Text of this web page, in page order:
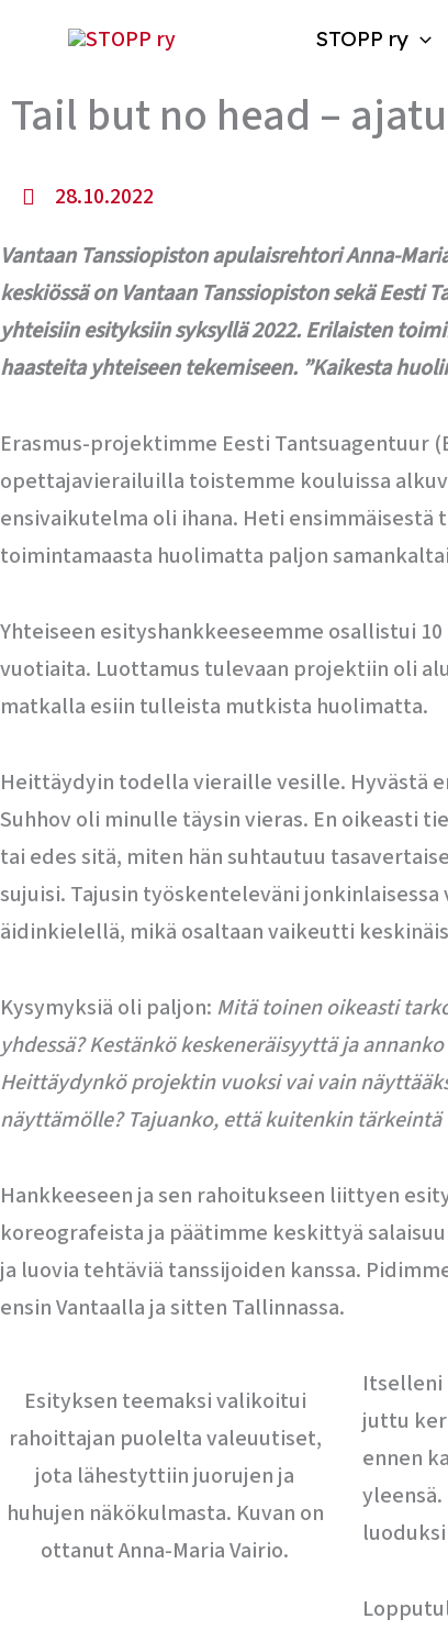
sisältöön
STOPP ry
Tail but no head –
28.10.2022
Vantaan Tanssiopiston apulaisrehtori Anna-
keskiössä on Vantaan Tanssiopiston sekä
yhteisiin esityksiin syksyllä 2022. Erilaisten
haasteita yhteiseen tekemiseen. ”Kaikesta
Erasmus-projektimme Eesti Tantsuagentuur
opettajavierailuilla toistemme kouluissa
ensivaikutelma oli ihana. Heti
toimintamaasta huolimatta paljon
Yhteiseen esityshankkeeseemme osallistui
vuotiaita. Luottamus tulevaan projektiin oli
matkalla esiin tulleista mutkista huolimatta.
Heittäydyin todella vieraille vesille. Hyvästä
Suhhov oli minulle täysin vieras. En oikeasti
tai edes sitä, miten hän suhtautuu
sujuisi. Tajusin työskenteleväni
äidinkielellä, mikä osaltaan vaikeutti
Kysymyksiä oli paljon: Mitä toinen oikeasti
yhdessä? Kestänkö keskeneräisyyttä ja
Heittäydynkö projektin vuoksi vai vain
näyttämölle? Tajuanko, että kuitenkin
Hankkeeseen ja sen rahoitukseen liittyen
koreografeista ja päätimme keskittyä
ja luovia tehtäviä tanssijoiden kanssa.
ensin Vantaalla ja sitten Tallinnassa.
Esityksen teemaksi valikoitui
rahoittajan puolelta valeuutiset,
jota lähestyttiin juorujen ja
huhujen näkökulmasta. Kuvan on
ottanut Anna-Maria Vairio.
Itselleni
juttu
ennen